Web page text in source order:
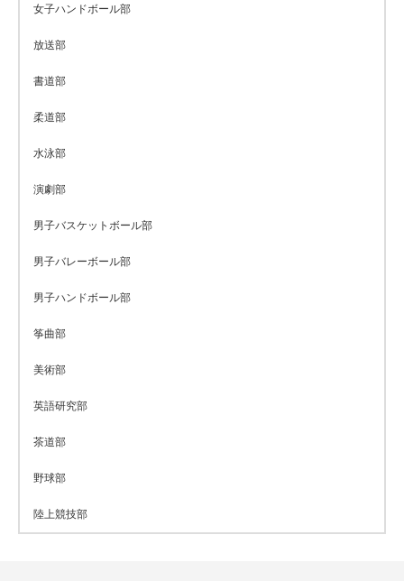
女子ハンドボール部
放送部
書道部
柔道部
水泳部
演劇部
男子バスケットボール部
男子バレーボール部
男子ハンドボール部
筝曲部
美術部
英語研究部
茶道部
野球部
陸上競技部